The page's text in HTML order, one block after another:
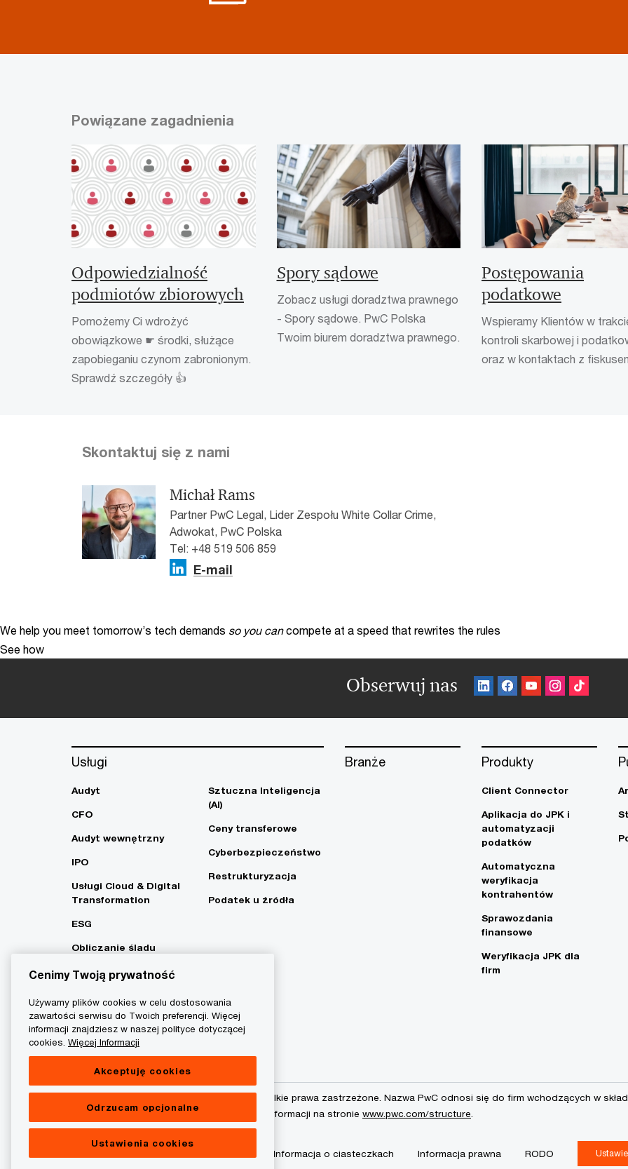
Powiązane zagadnienia
Odpowiedzialność
podmiotów zbiorowych
Pomożemy Ci wdrożyć
obowiązkowe ☛ środki, służące
zapobieganiu czynom zabronionym.
Sprawdź szczegóły 👍
Spory sądowe
Zobacz usługi doradztwa prawnego
- Spory sądowe. PwC Polska
Twoim biurem doradztwa prawnego.
Postępowania
podatkowe
Wspieramy Klientów w
kontroli skarbowej i
oraz w kontaktach z
Skontaktuj się z nami
Michał Rams
Partner PwC Legal, Lider Zespołu White Collar Crime,
Adwokat, PwC Polska
Tel: +48 519 506 859
E-mail
We help you meet tomorrow’s tech demands so you can compete at a speed that rewrites the rules
See how
Obserwuj nas
Usługi
Audyt
CFO
Audyt wewnętrzny
IPO
Usługi Cloud & Digital
Transformation
ESG
Obliczanie śladu
Net Zero
Sztuczna Inteligencja
(AI)
Ceny transferowe
Cyberbezpieczeństwo
Restrukturyzacja
Podatek u źródła
Branże Produkty
Client Connector
Aplikacja do JPK i
automatyzacji
podatków
Automatyczna
weryfikacja
kontrahentów
Sprawozdania
finansowe
Weryfikacja JPK dla
firm
© 2015 - 2026 PwC. Wszelkie prawa zastrzeżone. Nazwa PwC odnosi się do firm wchodzących w
podmiot prawny. Więcej informacji na stronie www.pwc.com/structure
Informacja o ciasteczkach Informacja prawna RODO
Cenimy Twoją prywatność
Używamy plików cookies w celu dostosowania
zawartości serwisu do Twoich preferencji. Więcej
informacji znajdziesz w naszej polityce dotyczącej
cookies. Więcej Informacji
Akceptuję cookies
Odrzucam opcjonalne
Ustawienia cookies